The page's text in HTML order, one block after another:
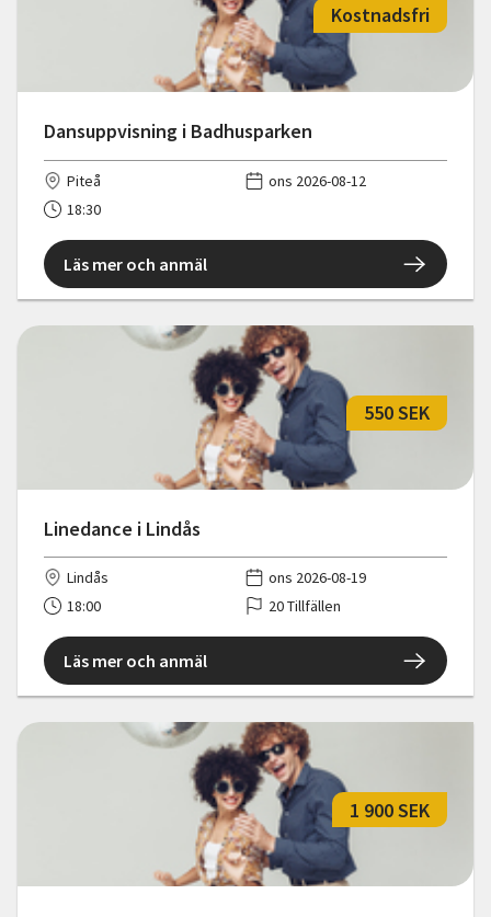
Dansuppvisning i Badhusparken
Kostnadsfri
Piteå
ons 2026-08-12
18:30
Läs mer och anmäl
Linedance i Lindås
550 SEK
Lindås
ons 2026-08-19
18:00
20 Tillfällen
Läs mer och anmäl
1 900 SEK